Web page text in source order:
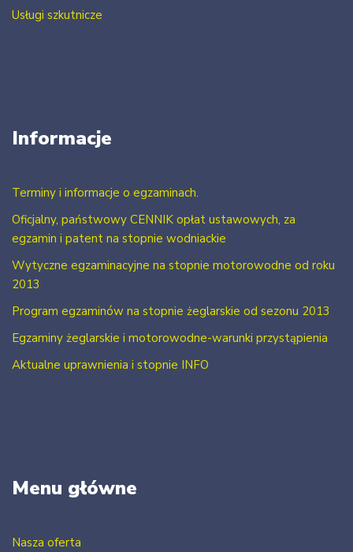
Usługi szkutnicze
Informacje
Terminy i informacje o egzaminach.
Oficjalny, państwowy CENNIK opłat ustawowych, za
egzamin i patent na stopnie wodniackie
Wytyczne egzaminacyjne na stopnie motorowodne od roku
2013
Program egzaminów na stopnie żeglarskie od sezonu 2013
Egzaminy żeglarskie i motorowodne-warunki przystąpienia
Aktualne uprawnienia i stopnie INFO
Menu główne
Nasza oferta